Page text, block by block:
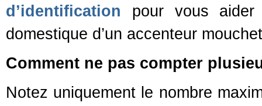
d’identification pour vous aider
domestique d’un accenteur
Comment ne pas compter
Notez uniquement le nombre